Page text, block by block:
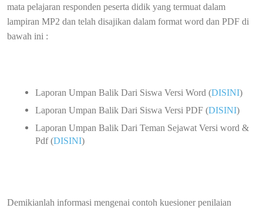
mata pelajaran responden peserta didik yang termuat dalam
lampiran MP2 dan telah disajikan dalam format word dan PDF di
bawah ini :
Laporan Umpan Balik Dari Siswa Versi Word (DISINI)
Laporan Umpan Balik Dari Siswa Versi PDF (DISINI)
Laporan Umpan Balik Dari Teman Sejawat Versi word &
Pdf (DISINI)
Demikianlah informasi mengenai contoh kuesioner penilaian